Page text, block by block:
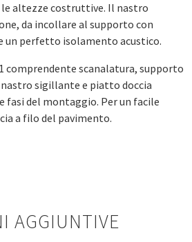
le altezze costruttive. Il nastro
da incollare al supporto con
un perfetto isolamento acustico.
comprendente scanalatura, supporto
sigillante e piatto doccia
fasi del montaggio. Per un facile
a filo del pavimento.
AGGIUNTIVE